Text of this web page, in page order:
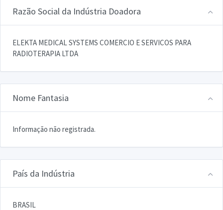
Razão Social da Indústria Doadora
ELEKTA MEDICAL SYSTEMS COMERCIO E SERVICOS PARA
RADIOTERAPIA LTDA
Nome Fantasia
Informação não registrada.
País da Indústria
BRASIL